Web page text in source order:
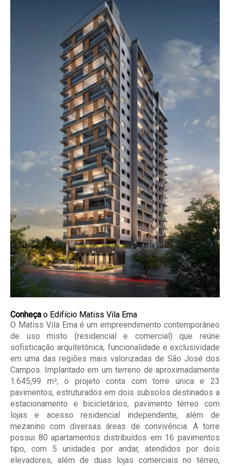
Conheçao Edifício Matiss Vila Ema
O Matiss Vila Ema é um empreendimento contemporâneo
de uso misto (residencial e comercial) que reúne
sofisticação arquitetônica, funcionalidade e exclusividade
em uma das regiões mais valorizadas de São José dos
Campos. Implantado em um terreno de aproximadamente
1.645,99 m², o projeto conta com torre única e 23
pavimentos, estruturados em dois subsolos destinados a
estacionamento e bicicletários, pavimento térreo com
lojas e acesso residencial independente, além de
mezanino com diversas áreas de convivência. A torre
possui 80 apartamentos distribuídos em 16 pavimentos
tipo, com 5 unidades por andar, atendidos por dois
elevadores, além de duas lojas comerciais no térreo,